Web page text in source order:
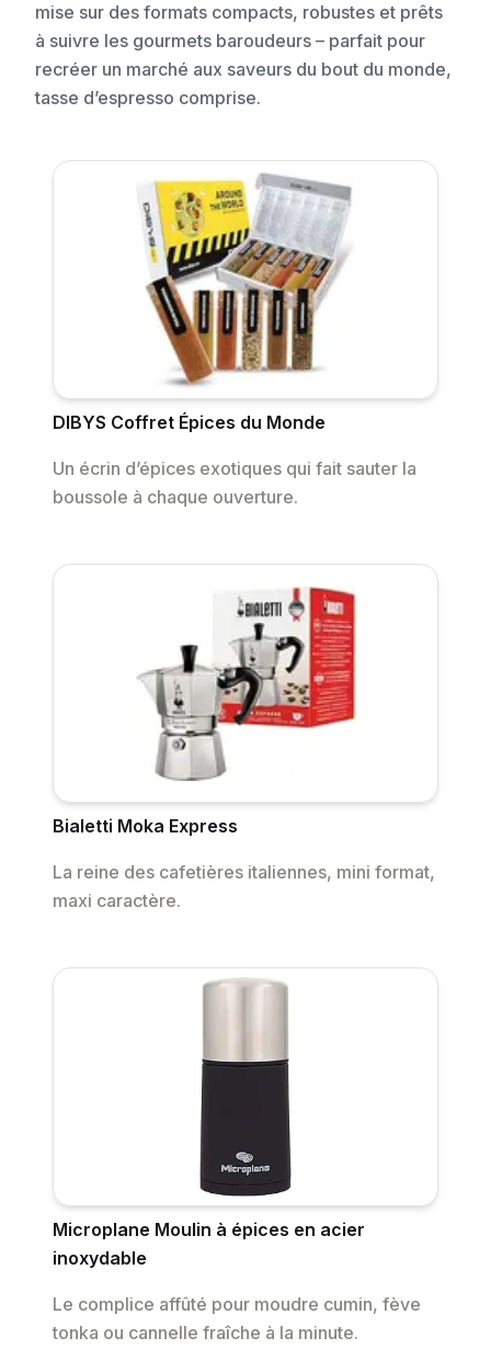
mise sur des formats compacts, robustes et prêts
à suivre les gourmets baroudeurs – parfait pour
recréer un marché aux saveurs du bout du monde,
tasse d’espresso comprise.
DIBYS Coffret Épices du Monde
Un écrin d’épices exotiques qui fait sauter la
boussole à chaque ouverture.
Bialetti Moka Express
La reine des cafetières italiennes, mini format,
maxi caractère.
Microplane Moulin à épices en acier
inoxydable
Le complice affûté pour moudre cumin, fève
tonka ou cannelle fraîche à la minute.